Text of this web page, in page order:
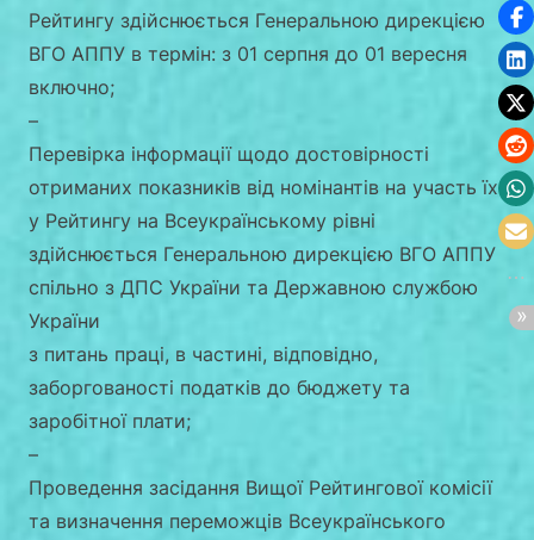
Рейтингу здійснюється Генеральною дирекцією
ВГО АППУ в термін: з 01 серпня до 01 вересня
включно;
–
Перевірка інформації щодо достовірності
отриманих показників від номінантів на участь їх
у Рейтингу на Всеукраїнському рівні
здійснюється Генеральною дирекцією ВГО АППУ
спільно з ДПС України та Державною службою
України
з питань праці, в частині, відповідно,
заборгованості податків до бюджету та
заробітної плати;
–
Проведення засідання Вищої Рейтингової комісії
та визначення переможців Всеукраїнського